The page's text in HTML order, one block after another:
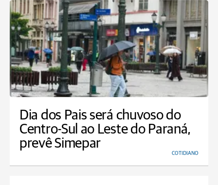
Dia dos Pais será chuvoso do
Centro-Sul ao Leste do Paraná,
prevê Simepar
COTIDIANO